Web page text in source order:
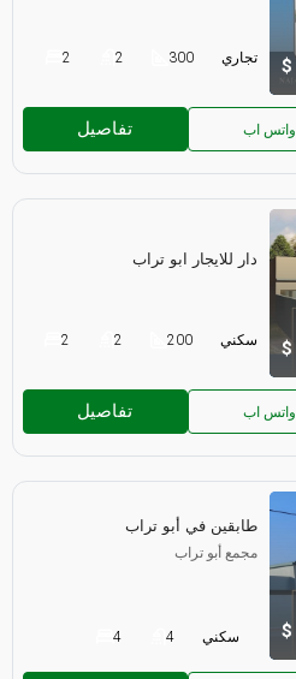
2 2 300 تجاري
تفاصيل واتس اب
دار للايجار ابو تراب
2 2 200 سكني
تفاصيل واتس اب
طابقين في أبو تراب
مجمع أبو تراب
4 4 سكني